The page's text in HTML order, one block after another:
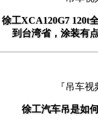
徐工XCA120G7 120t
到台湾省，涂装有
『吊车视
徐工汽车吊是如